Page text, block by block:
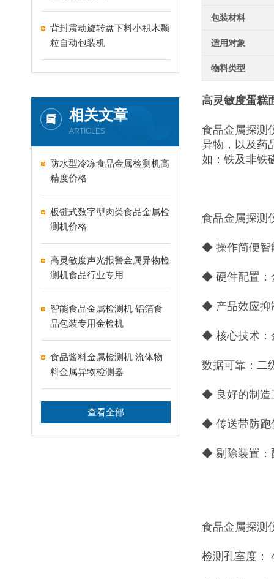
背封震动旋转盘下料小积木颗
粒自动包装机
相关文章
ARTICLES
防水型冷冻食品金属检测机高
精度价格
板链式数字型肉类食品金属检
测机价格
高灵敏度声光报警金属异物检
测机食品行业专用
智能食品金属检测机 铝箔食
品包装专用金检机
食品酱料金属检测机 流体物
料金属异物检测器
查看全部
包装材料
适用对象
物料类型
高灵敏度蛋糕
食品金属探测
异物，以及药
如：铁及非铁
食品金属探测
◆ 操作简便智
◆ 硬件配置：
◆ 产品效应抑
◆ 核心技术：
数据可靠：二
◆ 良好的制造
◆ 传送带防跑
◆ 剔除装置：
食品金属探测
检测孔室度：